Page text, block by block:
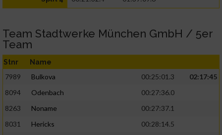
Team Stadtwerke München GmbH / 5er
Team
Stnr Name
7989 Bulkova 00:25:01.3
02:17:45
8094
Odenbach
00:27:36.0
8263
Noname
00:27:37.1
8031
Hericks
00:28:14.5